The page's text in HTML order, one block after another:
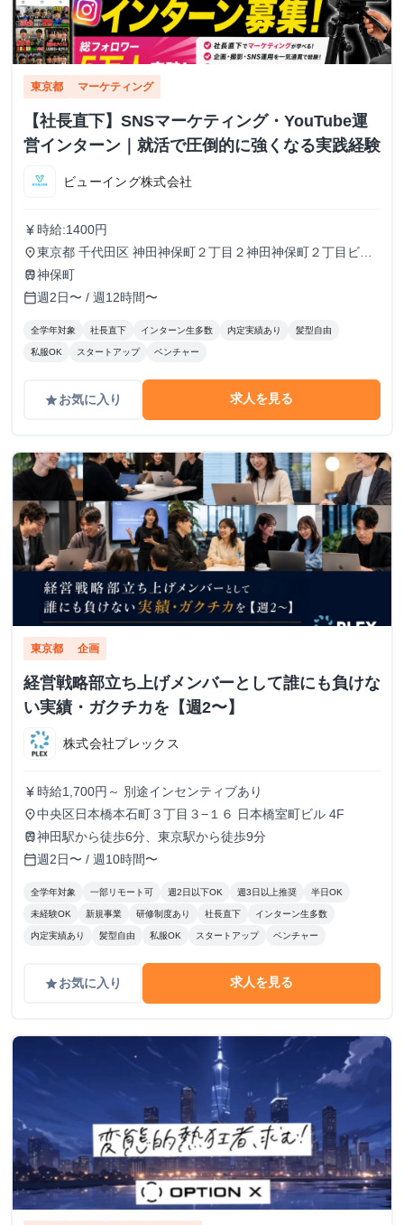
東京都 マーケティング
【社長直下】SNSマーケティング・YouTube運
営インターン｜就活で圧倒的に強くなる実践経験
ビューイング株式会社
currency_yen 時給:1400円
place東京都 千代田区 神田神保町２丁目２神田神保町２丁目ビル
５０２号室
train神保町
calendar_today週2日〜 / 週12時間〜
全学年対象 社長直下 インターン生多数 内定実績あり 髪型自由
私服OK スタートアップ ベンチャー
gradeお気に入り 求人を見る
東京都 企画
経営戦略部立ち上げメンバーとして誰にも負けな
い実績・ガクチカを【週2〜】
株式会社プレックス
currency_yen 時給1,700円～ 別途インセンティブあり
place中央区日本橋本石町３丁目３−１６ 日本橋室町ビル 4F
train神田駅から徒歩6分、東京駅から徒歩9分
calendar_today週2日〜 / 週10時間〜
全学年対象 一部リモート可 週2日以下OK 週3日以上推奨 半日OK
未経験OK 新規事業 研修制度あり 社長直下 インターン生多数
内定実績あり 髪型自由 私服OK スタートアップ ベンチャー
gradeお気に入り 求人を見る